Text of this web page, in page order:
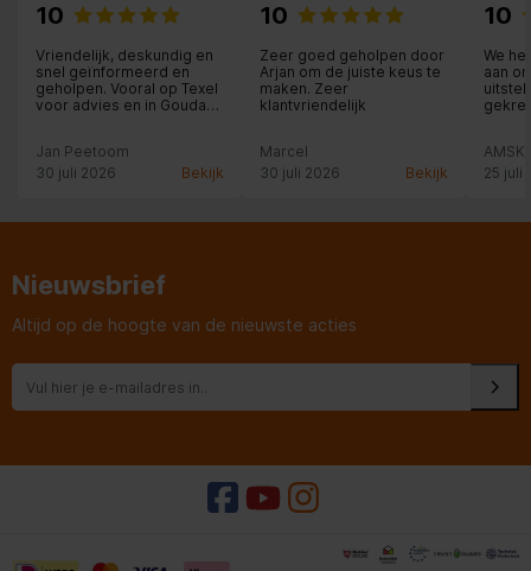
10
Vriendelijk, deskundig en
snel geïnformeerd en
geholpen. Vooral op Texel
voor advies en in Gouda
Jan Peetoom
30 juli 2026
Bekijk
10
Zeer goed geholpen door
Arjan om de juiste keus te
maken. Zeer
klantvriendelijk
Marcel
30 juli 2026
Bekijk
10
We
aan
25 juli
Nieuwsbrief
Altijd op de hoogte van de nieuwste acties